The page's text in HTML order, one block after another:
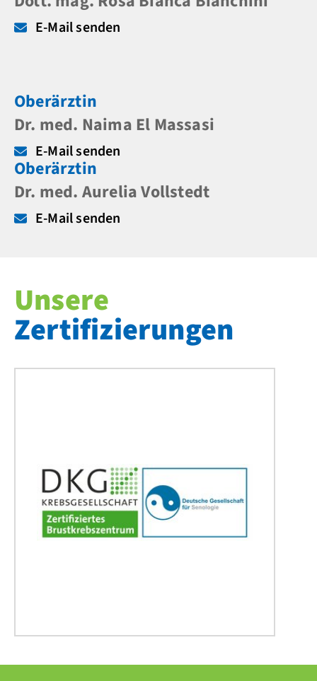
E-Mail senden
Oberärztin
Dr. med. Naima El Massasi
E-Mail senden
Oberärztin
Dr. med. Aurelia Vollstedt
E-Mail senden
Unsere
Zertifizierungen